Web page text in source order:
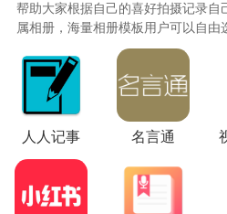
2.搜索小说。你可以搜索任何
3.小说推荐:每天，根据你读过
门小说。
4.小说排名。每天都会提供各
喜欢的流行小说。
帮助大家根据自己的喜好拍摄记录自
属相册，海量相册模板用户可以自由
人人记事 名言通